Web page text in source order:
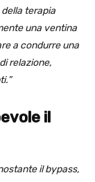
terapia
una ventina
a condurre una
relazione,
il
il bypass,